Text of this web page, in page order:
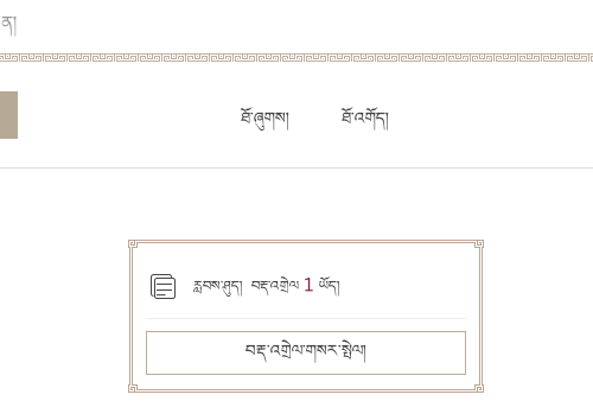
ཐོ་ཞུགས། ཐོ་འགོད།
རླབས་ཤུད། བརྡ་འགྲེལ 1 ཡོད།
བརྡ་འགྲེལ་གསར་སྤེལ།